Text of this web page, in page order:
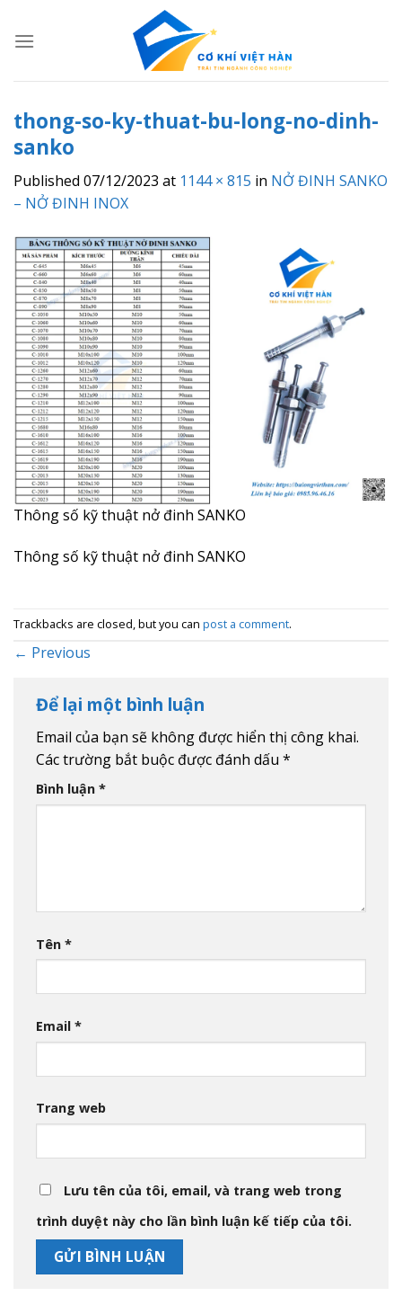
thong-so-ky-thuat-bu-long-no-dinh-
sanko
Published 07/12/2023 at 1144 × 815 in NỞ ĐINH SANKO
– NỞ ĐINH INOX
Thông số kỹ thuật nở đinh SANKO
Thông số kỹ thuật nở đinh SANKO
Trackbacks are closed, but you can post a comment.
← Previous
Để lại một bình luận
Email của bạn sẽ không được hiển thị công khai.
Các trường bắt buộc được đánh dấu *
Bình luận *
Tên *
Email *
Trang web
Lưu tên của tôi, email, và trang web trong
trình duyệt này cho lần bình luận kế tiếp của tôi.